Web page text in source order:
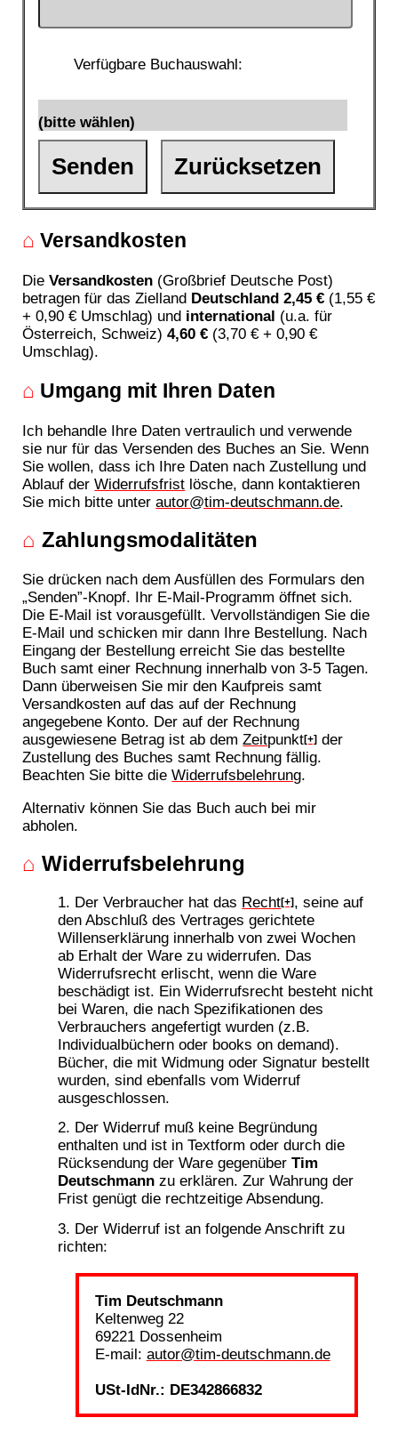
Verfügbare Buchauswahl:
Senden Zurücksetzen
⌂ Versandkosten
DieVersandkosten (Großbrief Deutsche Post)
betragen für das Zielland Deutschland 2,45 € (1,55 €
+ 0,90 € Umschlag) und international (u.a. für
Österreich, Schweiz)4,60 € (3,70 € + 0,90 €
Umschlag).
⌂ Umgang mit Ihren Daten
Ich behandle Ihre Daten vertraulich und verwende
sie nur für das Versenden des Buches an Sie. Wenn
Sie wollen, dass ich Ihre Daten nach Zustellung und
Ablauf derWiderrufsfrist lösche, dann kontaktieren
Sie mich bitte unterautor@tim-deutschmann.de.
⌂ Zahlungsmodalitäten
Sie drücken nach dem Ausfüllen des Formulars den
„Senden”-Knopf. Ihr E-Mail-Programm öffnet sich.
Die E-Mail ist vorausgefüllt. Vervollständigen Sie die
E-Mail und schicken mir dann Ihre Bestellung. Nach
Eingang der Bestellung erreicht Sie das bestellte
Buch samt einer Rechnung innerhalb von 3-5 Tagen.
Dann überweisen Sie mir den Kaufpreis samt
Versandkosten auf das auf der Rechnung
angegebene Konto. Der auf der Rechnung
ausgewiesene Betrag ist ab demZeitpunkt[+] der
Zustellung des Buches samt Rechnung fällig.
Beachten Sie bitte dieWiderrufsbelehrung.
Alternativ können Sie das Buch auch bei mir
abholen.
⌂ Widerrufsbelehrung
Der Verbraucher hat das Recht[+] , seine auf
den Abschluß des Vertrages gerichtete
Willenserklärung innerhalb von zwei Wochen
ab Erhalt der Ware zu widerrufen. Das
Widerrufsrecht erlischt, wenn die Ware
beschädigt ist. Ein Widerrufsrecht besteht nicht
bei Waren, die nach Spezifikationen des
Verbrauchers angefertigt wurden (z.B.
Individualbüchern oder books on demand).
Bücher, die mit Widmung oder Signatur bestellt
wurden, sind ebenfalls vom Widerruf
ausgeschlossen.
Der Widerruf muß keine Begründung
enthalten und ist in Textform oder durch die
Rücksendung der Ware gegenüberTim
Deutschmann zu erklären. Zur Wahrung der
Frist genügt die rechtzeitige Absendung.
Der Widerruf ist an folgende Anschrift zu
richten:
Tim Deutschmann
Keltenweg 22
69221 Dossenheim
E-mail: autor@tim-deutschmann.de
USt-IdNr.: DE342866832